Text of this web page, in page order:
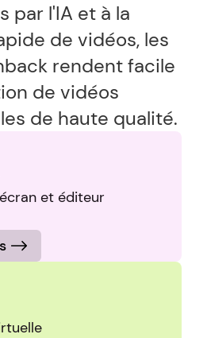
par l'IA et à la
de vidéos, les
rendent facile
de vidéos
de haute qualité.
et éditeur